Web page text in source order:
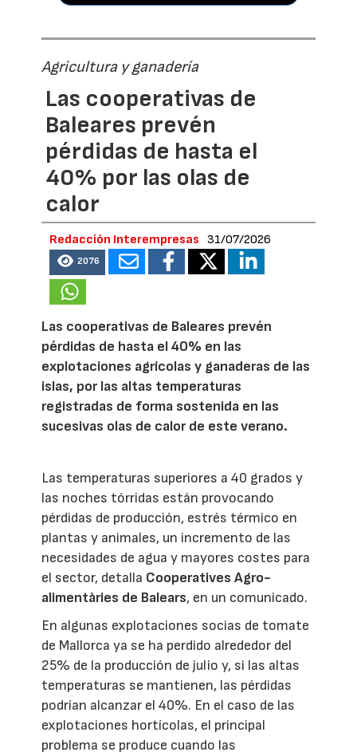
Agricultura y ganadería
Las cooperativas de
Baleares prevén
pérdidas de hasta el
40% por las olas de
calor
Redacción Interempresas 31/07/2026
2076
Las cooperativas de Baleares prevén
pérdidas de hasta el 40% en las
explotaciones agrícolas y ganaderas de las
islas, por las altas temperaturas
registradas de forma sostenida en las
sucesivas olas de calor de este verano.
Las temperaturas superiores a 40 grados y
las noches tórridas están provocando
pérdidas de producción, estrés térmico en
plantas y animales, un incremento de las
necesidades de agua y mayores costes para
el sector, detalla Cooperatives Agro-
alimentàries de Balears, en un comunicado.
En algunas explotaciones socias de tomate
de Mallorca ya se ha perdido alrededor del
25% de la producción de julio y, si las altas
temperaturas se mantienen, las pérdidas
podrían alcanzar el 40%. En el caso de las
explotaciones hortícolas, el principal
problema se produce cuando las